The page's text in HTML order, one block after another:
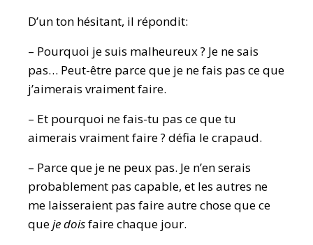
D’un ton hésitant, il répondit:
– Pourquoi je suis malheureux ? Je ne sais
pas… Peut-être parce que je ne fais pas ce que
j’aimerais vraiment faire.
– Et pourquoi ne fais-tu pas ce que tu
aimerais vraiment faire ? défia le crapaud.
– Parce que je ne peux pas. Je n’en serais
probablement pas capable, et les autres ne
me laisseraient pas faire autre chose que ce
queje doisfaire chaque jour.